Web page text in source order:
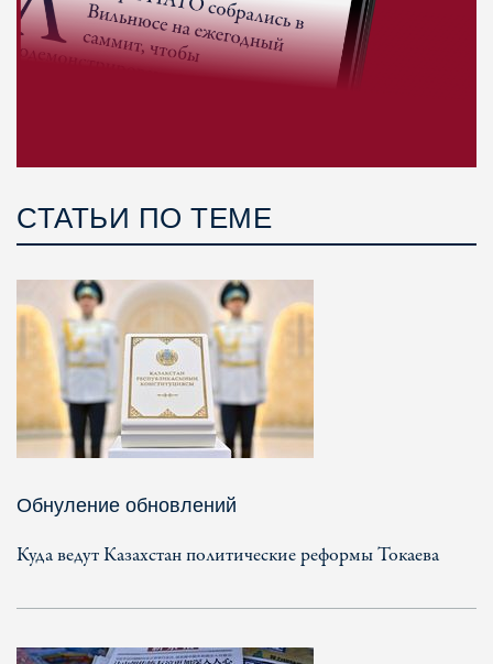
СТАТЬИ ПО ТЕМЕ
Обнуление обновлений
Куда ведут Казахстан политические реформы Токаева